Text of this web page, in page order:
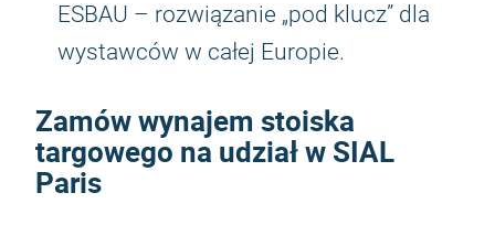
ESBAU – rozwiązanie „pod klucz” dla
wystawców w całej Europie.
Zamów wynajem stoiska
targowego na udział w SIAL
Paris